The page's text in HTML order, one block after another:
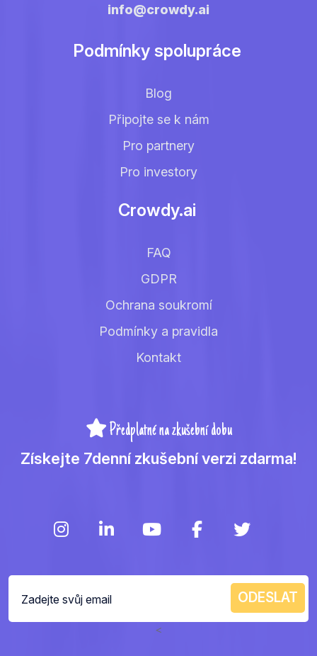
info@crowdy.ai
Podmínky spolupráce
Blog
Připojte se k nám
Pro partnery
Pro investory
Crowdy.ai
FAQ
GDPR
Ochrana soukromí
Podmínky a pravidla
Kontakt
Předplatné na zkušební dobu
Získejte 7denní zkušební verzi zdarma!
<